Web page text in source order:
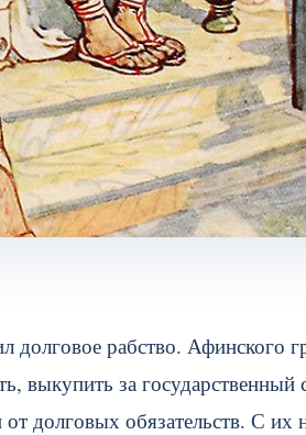
рабство. Афинского
выкупить за
долговых обязательств. С их